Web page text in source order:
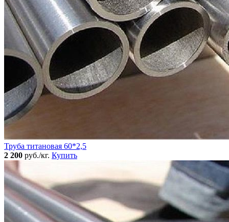
Труба титановая 60*2,5
2 200 руб./кг. Купить